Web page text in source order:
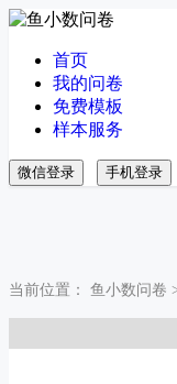
首页
我的问卷
免费模板
样本服务
微信登录 手机登录
当前位置： 鱼小数问卷